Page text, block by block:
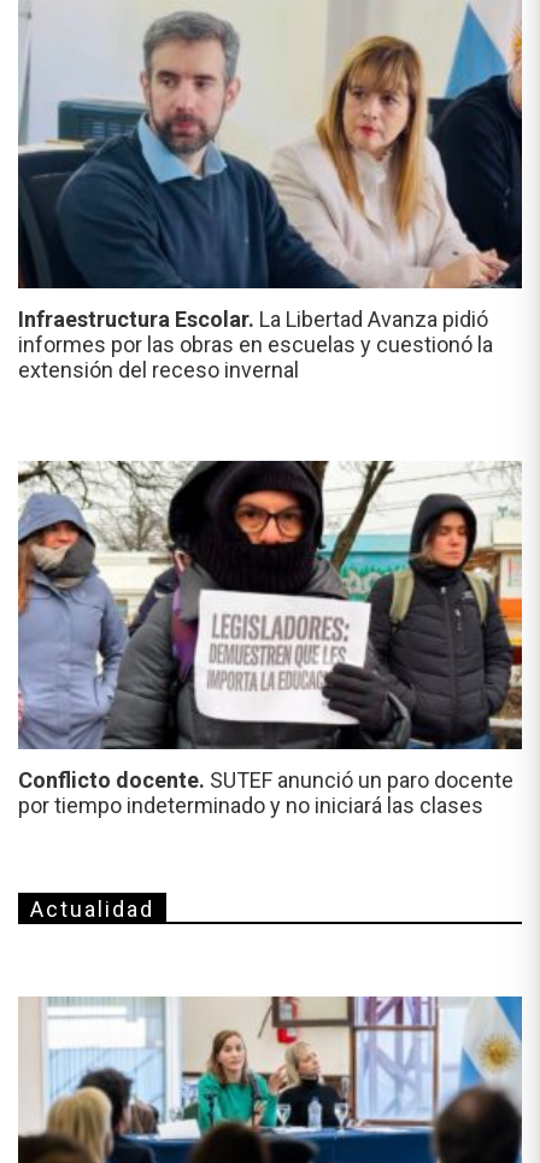
Infraestructura Escolar. La Libertad Avanza pidió
informes por las obras en escuelas y cuestionó la
extensión del receso invernal
Conflicto docente. SUTEF anunció un paro docente
por tiempo indeterminado y no iniciará las clases
Actualidad